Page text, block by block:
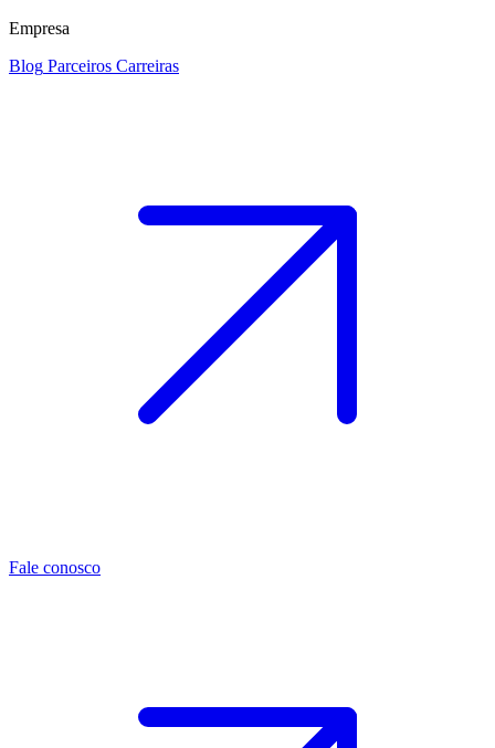
Empresa
Blog Parceiros Carreiras
Fale conosco